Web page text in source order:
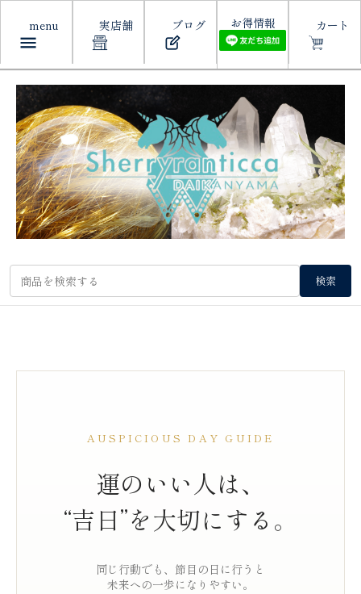
menu 実店舗 ブログ お得情報 カート
検索
AUSPICIOUS DAY GUIDE
運のいい人は、
“吉日”を大切にする。
同じ行動でも、節目の日に行うと
未来への一歩になりやすい。